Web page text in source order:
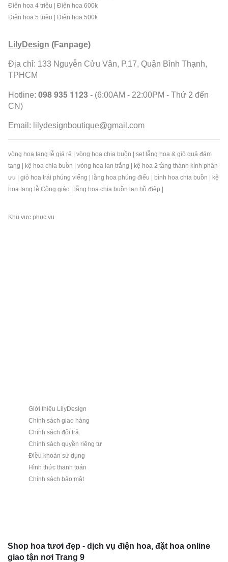
Điện hoa 4 triệu | Điện hoa 600k
Điện hoa 5 triệu | Điện hoa 500k
LilyDesign (Fanpage)
Địa chỉ: 133 Nguyễn Cửu Vân, P.17, Quận Bình Thạnh,
TPHCM
Hotline: 098 935 1123 - (6:00AM - 22:00PM - Thứ 2 đến
CN)
Email: lilydesignboutique@gmail.com
vòng hoa tang lễ giá rẻ | vòng hoa chia buồn | set lẵng hoa & giỏ quả đám
tang | kệ hoa chia buồn | vòng hoa lan trắng | kệ hoa 2 tầng thành kính phân
ưu | giỏ hoa trái phúng viếng | lẵng hoa phúng điếu | bình hoa chia buồn | kệ
hoa tang lễ Công giáo | lẵng hoa chia buồn lan hồ điệp |
Khu vực phục vụ
Giới thiệu LilyDesign
Chính sách giao hàng
Chính sách đổi trả
Chính sách quyền riêng tư
Điều khoản sử dụng
Hình thức thanh toán
Chính sách bảo mật
Shop hoa tươi đẹp - dịch vụ điện hoa, đặt hoa online
giao tận nơi Trang 9